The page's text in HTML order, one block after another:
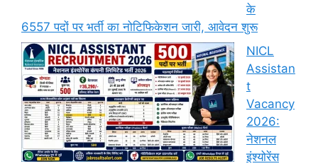
के
6557 पदों पर भर्ती का नोटिफिकेशन जारी, आवेदन शुरू
NICL
Assistan
t
Vacancy
2026:
नेशनल
इंश्योरेंस